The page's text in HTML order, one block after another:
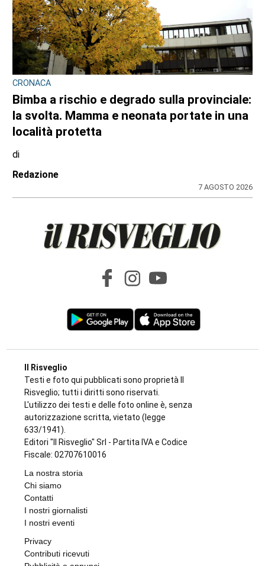
CRONACA
Bimba a rischio e degrado sulla provinciale:
la svolta. Mamma e neonata portate in una
località protetta
7 AGOSTO 2026
Il Risveglio
Testi e foto qui pubblicati sono proprietà Il
Risveglio; tutti i diritti sono riservati.
L'utilizzo dei testi e delle foto online è, senza
autorizzazione scritta, vietato (legge
La nostra storia
Chi siamo
I nostri giornalisti